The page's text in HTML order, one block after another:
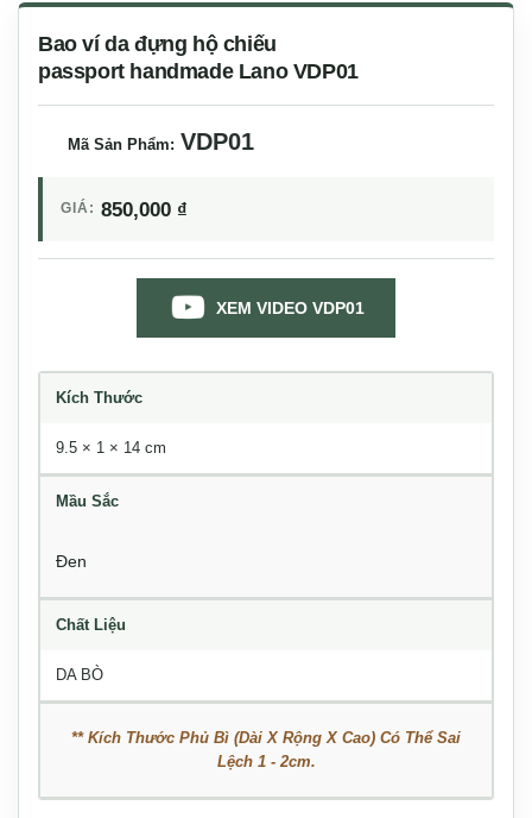
Bao ví da đựng hộ chiếu
passport handmade Lano VDP01
Mã Sản Phẩm: VDP01
GIÁ: 850,000 ₫
XEM VIDEO VDP01
Kích Thước
9.5 × 1 × 14 cm
Mầu Sắc
Đen
Chất Liệu
DA BÒ
** Kích Thước Phủ Bì (Dài X Rộng X Cao) Có Thể Sai
Lệch 1 - 2cm.